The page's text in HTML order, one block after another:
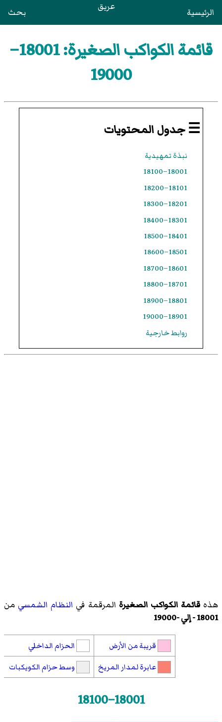
الرئيسية عريق بحث
قائمة الكواكب الصغيرة: 18001–
19000
☰ جدول المحتويات
نبذة تمهيدية
18001–18100
18101–18200
18201–18300
18301–18400
18401–18500
18501–18600
18601–18700
18701–18800
18801–18900
18901–19000
روابط خارجية
هذهقائمة الكواكب الصغيرة المرقمة في النظام الشمسي من
18001 - إلي -19000
قريبة من الأرض
الحزام الداخلي
عابرة لمدار المريخ
وسط حزام الكويكبات
18001–18100